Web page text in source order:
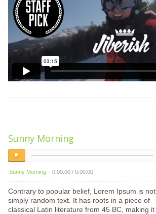
Sunny Morning
Sunny Morning – 0:00:00 / 0:00:00
Contrary to popular belief, Lorem Ipsum is not
simply random text. It has roots in a piece of
classical Latin literature from 45 BC, making it